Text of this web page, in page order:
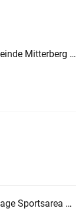
E-Ladestation Gemeinde Mitterberg St.Martin
Alpensonne PV-Anlage Sportsarea Grimming